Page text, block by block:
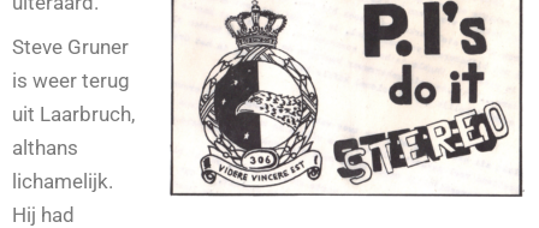
Steve Gruner
is weer terug
uit Laarbruch,
althans
lichamelijk.
Hij had